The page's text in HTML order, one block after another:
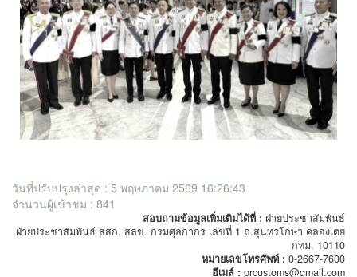
วันที่ปรับปรุงล่าสุด : 5 พฤษภาคม 2569 16:26:43
จำนวนผู้เข้าชม : 841
สอบถามข้อมูลเพิ่มเติมได้ที่ : ฝ่ายประชาสัมพันธ์
ฝ่ายประชาสัมพันธ์ สสก. สลข. กรมศุลกากร เลขที่ 1 ถ.สุนทรโกษา คลองเตย
กทม. 10110
หมายเลขโทรศัพท์ : 0-2667-7600
อีเมล์ : prcustoms@gmail.com